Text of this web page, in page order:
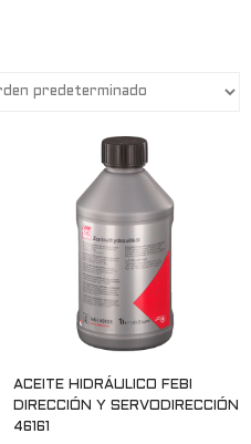
ACEITE HIDRÁULICO FEBI
DIRECCIÓN Y SERVODIRECCIÓN
46161